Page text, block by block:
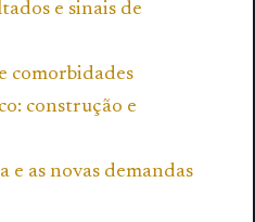
e sinais de
comorbidades
construção e
e as novas demandas